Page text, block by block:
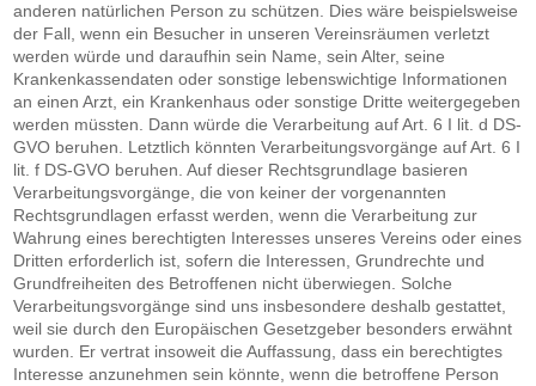
anderen natürlichen Person zu schützen. Dies wäre beispielsweise
der Fall, wenn ein Besucher in unseren Vereinsräumen verletzt
werden würde und daraufhin sein Name, sein Alter, seine
Krankenkassendaten oder sonstige lebenswichtige Informationen
an einen Arzt, ein Krankenhaus oder sonstige Dritte weitergegeben
werden müssten. Dann würde die Verarbeitung auf Art. 6 I lit. d DS-
GVO beruhen. Letztlich könnten Verarbeitungsvorgänge auf Art. 6 I
lit. f DS-GVO beruhen. Auf dieser Rechtsgrundlage basieren
Verarbeitungsvorgänge, die von keiner der vorgenannten
Rechtsgrundlagen erfasst werden, wenn die Verarbeitung zur
Wahrung eines berechtigten Interesses unseres Vereins oder eines
Dritten erforderlich ist, sofern die Interessen, Grundrechte und
Grundfreiheiten des Betroffenen nicht überwiegen. Solche
Verarbeitungsvorgänge sind uns insbesondere deshalb gestattet,
weil sie durch den Europäischen Gesetzgeber besonders erwähnt
wurden. Er vertrat insoweit die Auffassung, dass ein berechtigtes
Interesse anzunehmen sein könnte, wenn die betroffene Person